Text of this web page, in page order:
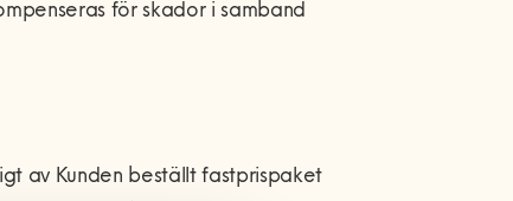
för skador i samband
av Kunden beställt fastprispaket